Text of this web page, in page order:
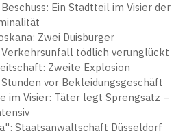
Ein Stadtteil im Visier der
Zwei Duisburger
tödlich verunglückt
Zweite Explosion
vor Bekleidungsgeschäft
im Visier: Täter legt Sprengsatz –
Staatsanwaltschaft Düsseldorf